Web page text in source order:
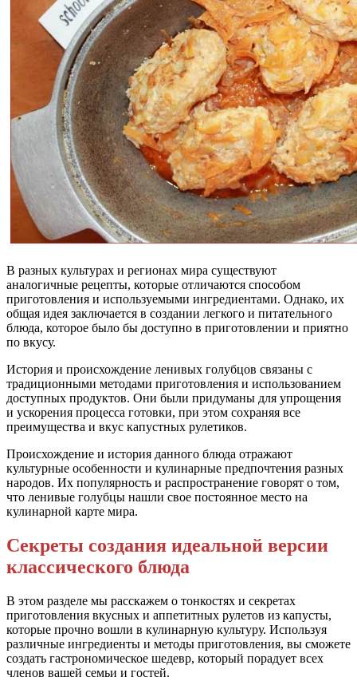
В разных культурах и регионах мира существуют
аналогичные рецепты, которые отличаются способом
приготовления и используемыми ингредиентами. Однако, их
общая идея заключается в создании легкого и питательного
блюда, которое было бы доступно в приготовлении и приятно
по вкусу.
История и происхождение ленивых голубцов связаны с
традиционными методами приготовления и использованием
доступных продуктов. Они были придуманы для упрощения
и ускорения процесса готовки, при этом сохраняя все
преимущества и вкус капустных рулетиков.
Происхождение и история данного блюда отражают
культурные особенности и кулинарные предпочтения разных
народов. Их популярность и распространение говорят о том,
что ленивые голубцы нашли свое постоянное место на
кулинарной карте мира.
Секреты создания идеальной версии
классического блюда
В этом разделе мы расскажем о тонкостях и секретах
приготовления вкусных и аппетитных рулетов из капусты,
которые прочно вошли в кулинарную культуру. Используя
различные ингредиенты и методы приготовления, вы сможете
создать гастрономическое шедевр, который порадует всех
членов вашей семьи и гостей.